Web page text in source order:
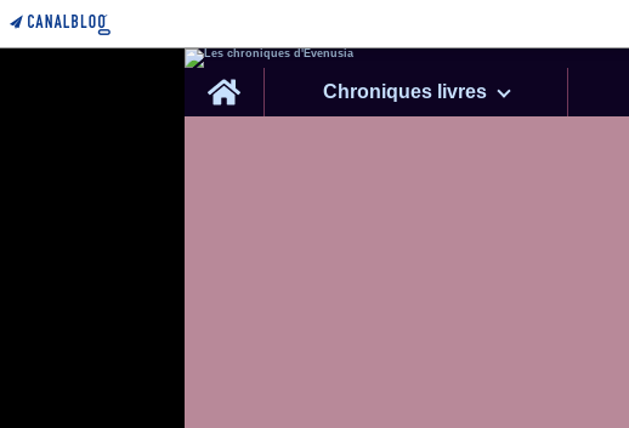
Home
Chroniques livres